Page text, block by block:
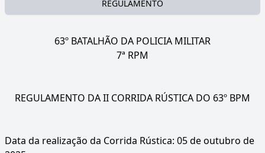
REGULAMENTO
63º BATALHÃO DA POLICIA MILITAR
7ª RPM
REGULAMENTO DA II CORRIDA RÚSTICA DO 63º BPM
Data da realização da Corrida Rústica: 05 de outubro de